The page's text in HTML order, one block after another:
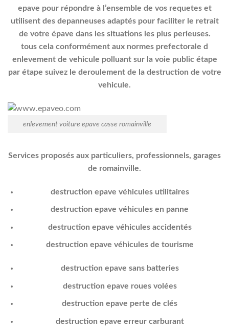
epave pour répondre à l’ensemble de vos requetes et
utilisent des depanneuses adaptés pour faciliter le retrait
de votre épave dans les situations les plus perieuses.
tous cela conformément aux normes prefectorale d
enlevement de vehicule polluant sur la voie public étape
par étape suivez le deroulement de la destruction de votre
vehicule.
enlevement voiture epave casse romainville
Services proposés aux particuliers, professionnels, garages
de romainville.
destruction epave véhicules utilitaires
destruction epave véhicules en panne
destruction epave véhicules accidentés
destruction epave véhicules de tourisme
destruction epave sans batteries
destruction epave roues volées
destruction epave perte de clés
destruction epave erreur carburant